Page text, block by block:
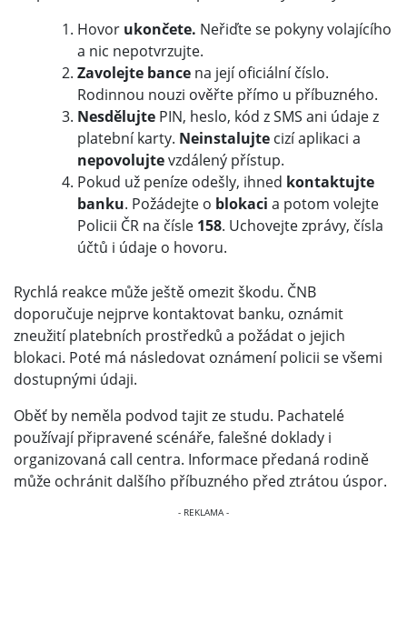
Hovor ukončete. Neřiďte se pokyny volajícího
a nic nepotvrzujte.
Zavolejte bance na její oficiální číslo.
Rodinnou nouzi ověřte přímo u příbuzného.
Nesdělujte PIN, heslo, kód z SMS ani údaje z
platební karty. Neinstalujte cizí aplikaci a
nepovolujtevzdálený přístup.
Pokud už peníze odešly, ihned kontaktujte
banku. Požádejte o blokaci a potom volejte
Policii ČR na čísle 158. Uchovejte zprávy, čísla
účtů i údaje o hovoru.
Rychlá reakce může ještě omezit škodu. ČNB
doporučuje nejprve kontaktovat banku, oznámit
zneužití platebních prostředků a požádat o jejich
blokaci. Poté má následovat oznámení policii se všemi
dostupnými údaji.
Oběť by neměla podvod tajit ze studu. Pachatelé
používají připravené scénáře, falešné doklady i
organizovaná call centra. Informace předaná rodině
může ochránit dalšího příbuzného před ztrátou úspor.